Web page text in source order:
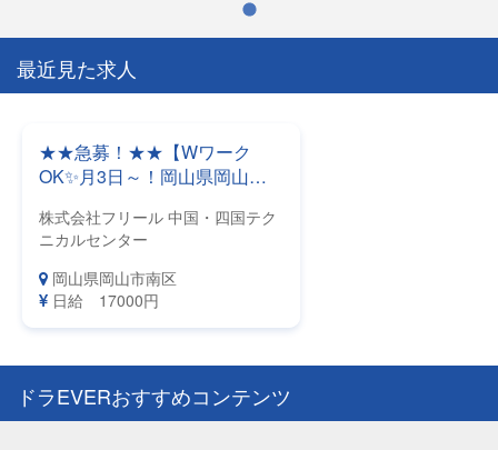
最近見た求人
★★急募！★★【Wワーク
OK✨月3日～！岡山県岡山市
ナシ！医療機関の検査用車両
「CT・MRI搭載車両」の運転
（移動）ドライバー募集★要
大型/牽引免許・実務経験1年
以上！【はたらきやすい環境
株式会社フリール 中国・四国テク
ニカルセンター
岡山県岡山市南区
日給 17000円
ドラEVERおすすめコンテンツ